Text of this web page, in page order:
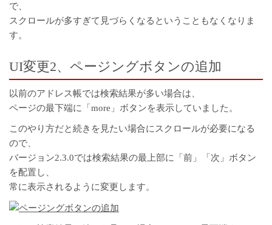
で、
スクロールが多すぎて見づらくなるということもなくなりま
す。
UI変更2、ページングボタンの追加
以前のアドレス帳では検索結果が多い場合は、
ページの最下端に「more」ボタンを表示していました。
このやり方だと続きを見たい場合にスクロールが必要になる
ので、
バージョン2.3.0では検索結果の最上部に「前」「次」ボタン
を配置し、
常に表示されるように変更します。